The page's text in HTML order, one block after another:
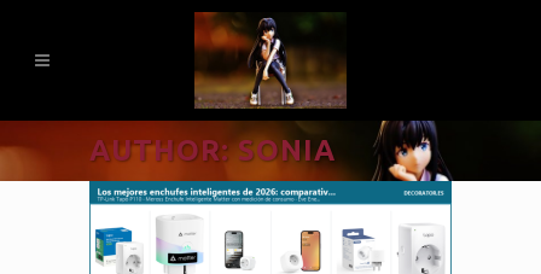
AUTHOR: SONIA